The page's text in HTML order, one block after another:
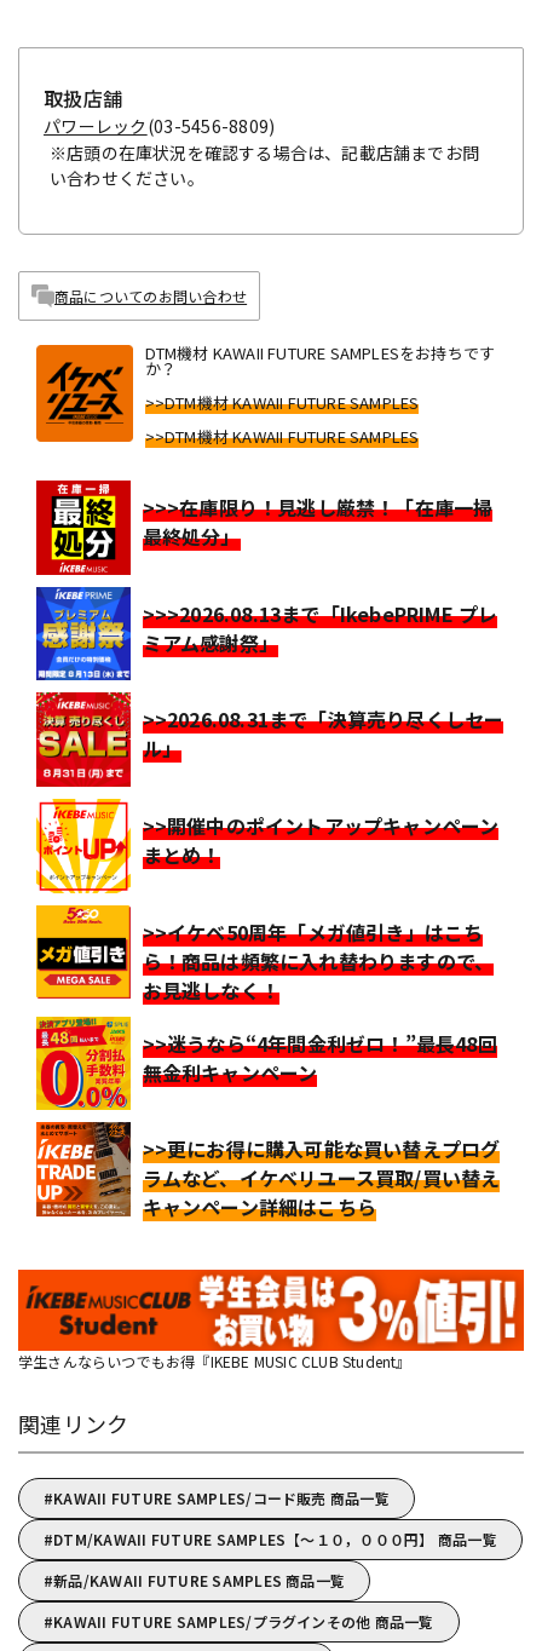
取扱店舗
パワーレック (03-5456-8809)
※店頭の在庫状況を確認する場合は、記載店舗までお問
い合わせください。
商品についてのお問い合わせ
DTM機材 KAWAII FUTURE SAMPLESをお持ちです
か？
>>DTM機材 KAWAII FUTURE SAMPLES
>>DTM機材 KAWAII FUTURE SAMPLES
>>>在庫限り！見逃し厳禁！「在庫一掃
最終処分」
>>>2026.08.13まで「IkebePRIME プレ
ミアム感謝祭」
>>2026.08.31まで「決算売り尽くしセー
ル」
>>開催中のポイントアップキャンペーン
まとめ！
>>イケベ50周年「メガ値引き」はこち
ら！商品は頻繁に入れ替わりますので、
お見逃しなく！
>>迷うなら“4年間金利ゼロ！”最長48回
無金利キャンペーン
>>更にお得に購入可能な買い替えプログ
ラムなど、イケベリユース買取/買い替え
キャンペーン詳細はこちら
学生さんならいつでもお得『IKEBE MUSIC CLUB Student』
関連リンク
KAWAII FUTURE SAMPLES/コード販売 商品一覧
DTM/KAWAII FUTURE SAMPLES【～１０，０００円】 商品一覧
新品/KAWAII FUTURE SAMPLES 商品一覧
KAWAII FUTURE SAMPLES/プラグインその他 商品一覧